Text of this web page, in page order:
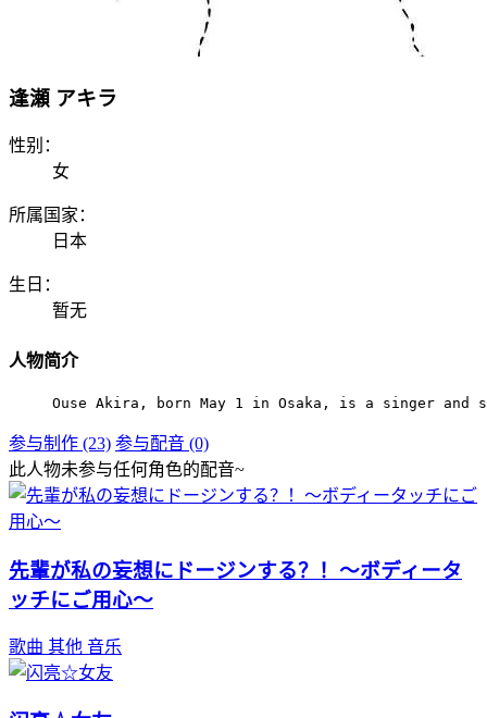
逢瀬 アキラ
性别：
女
所属国家：
日本
生日：
暂无
人物简介
Ouse Akira, born May 1 in Osaka, is a singer
参与制作 (23) 参与配音 (0)
此人物未参与任何角色的配音~
先輩が私の妄想にドージンする？！～ボディータ
ッチにご用心～
歌曲 其他 音乐